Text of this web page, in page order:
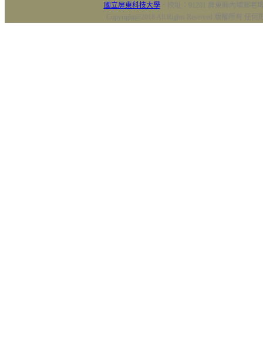
國立屏東科技大學‧校址：91201 屏東縣內埔鄉老